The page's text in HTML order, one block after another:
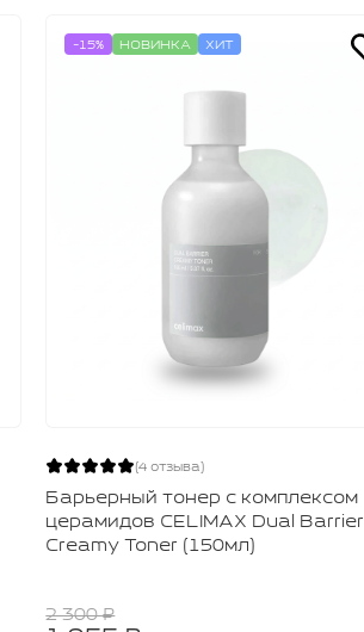
-15% НОВИНКА ХИТ
(4 отзыва)
Барьерный тонер с комплексом
церамидов CELIMAX Dual Barrier
Creamy Toner (150мл)
2 300 ₽